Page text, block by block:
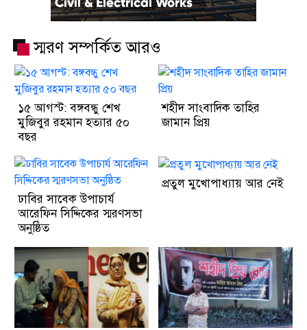
স্মরণ সম্পর্কিত আরও
১৫ আগস্ট: বঙ্গবন্ধু শেখ
মুজিবুর রহমান হত্যার ৫০
বছর
শহীদ সাংবাদিক তাহির
জামান প্রিয়
ঢাবির সাবেক উপাচার্য
আরেফিন সিদ্দিকের স্মরণসভা
অনুষ্ঠিত
প্রতুল মুখোপাধ্যায় আর নেই